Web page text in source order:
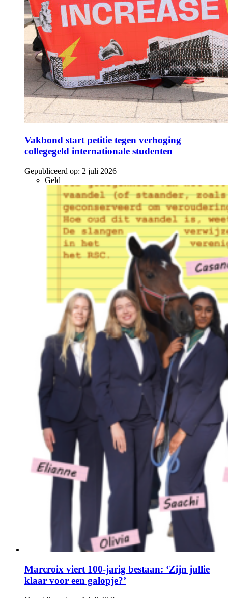
Vakbond start petitie tegen verhoging
collegegeld internationale studenten
Gepubliceerd op: 2 juli 2026
Geld
Marcroix viert 100-jarig bestaan: ‘Zijn jullie
klaar voor een galopje?’